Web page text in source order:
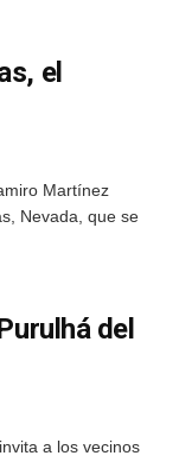
el
Martínez
Nevada, que se
del
a los vecinos